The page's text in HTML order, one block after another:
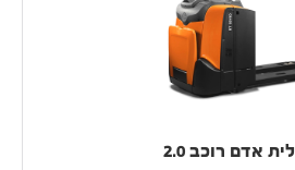
עגלת משטחים חשמלית אדם רוכב 2.0